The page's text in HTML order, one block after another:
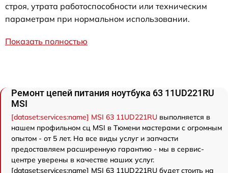
строя, утрата работоспособности или техническим
параметрам при нормальном использовании.
Показать полностью
Ремонт цепей питания ноутбука 63 11UD221RU
MSI
[dataset:services:name] MSI 63 11UD221RU выполняется в
нашем профильном сц MSI в Тюмени мастерами с огромным
опытом - от 5 лет. На все виды услуг и запчасти
предоставляем расширенную гарантию - мы в сервис-
центре уверены в качестве наших услуг.
[dataset:services:name] MSI 63 11UD221RU будет стоить на